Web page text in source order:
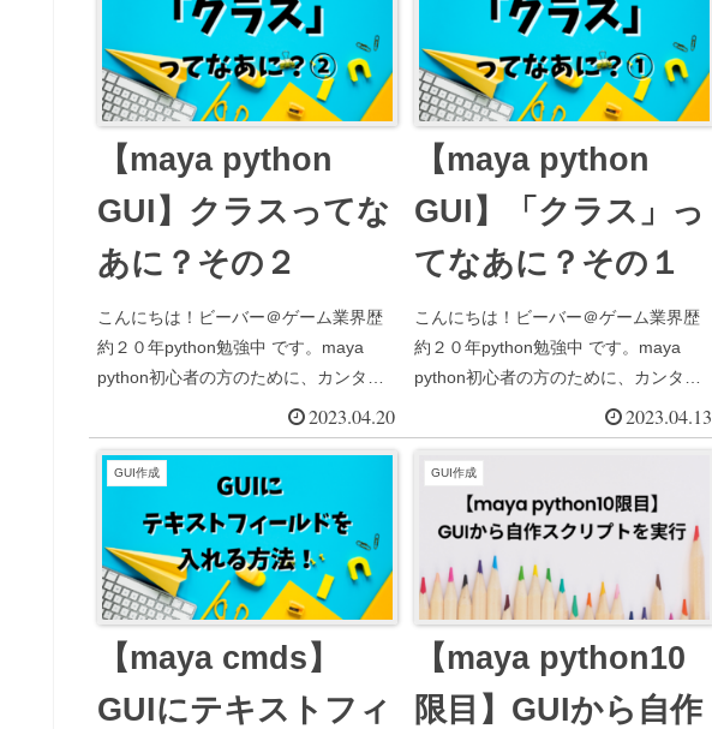
【maya python
GUI】クラスってな
あに？その２
こんにちは！ビーバー＠ゲーム業界歴
約２０年python勉強中 です。maya
python初心者の方のために、カンタ
ン・わかりやすい解説サイトを作って
います。前回は、クラスの基本的なこ
とを学習しました。ピヨちゃんクラス
って何かは分かったんだ...
2023.04.20
【maya python
GUI】「クラス」っ
てなあに？その１
こんにちは！ビーバー＠ゲーム業界歴
約２０年python勉強中 です。maya
python初心者の方のために、カンタ
ン・わかりやすい解説サイトを作って
います。ピヨちゃんmaya pythonでGUI
を作ろうと思って、やり方を調べてみ
たんだけ...
2023.04.13
GUI作成
【maya cmds】
GUIにテキストフィ
GUI作成
【maya python10
限目】GUIから自作